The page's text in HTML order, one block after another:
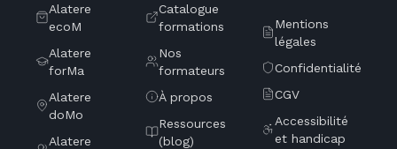
Alatere
ecoM
Alatere
forMa
Alatere
doMo
Alatere
Catalogue
formations
Nos
formateurs
À propos
Ressources
(blog)
Mentions
légales
Confidentialité
CGV
Accessibilité
et handicap